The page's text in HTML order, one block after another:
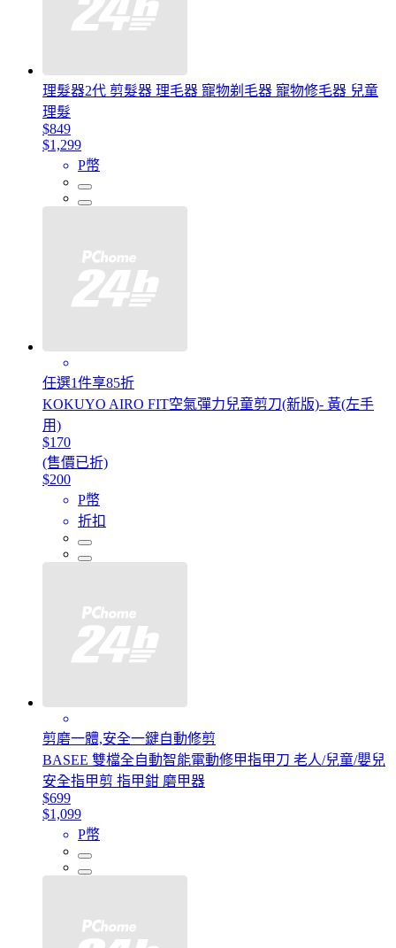
理髮器2代 剪髮器 理毛器 寵物剃毛器 寵物修毛器 兒童
理髮
$849
$1,299
P幣
任選1件享85折
KOKUYO AIRO FIT空氣彈力兒童剪刀(新版)- 黃(左手
用)
$170
(售價已折)
$200
P幣
折扣
剪磨一體,安全一鍵自動修剪
BASEE 雙檔全自動智能電動修甲指甲刀 老人/兒童/嬰兒
安全指甲剪 指甲鉗 磨甲器
$699
$1,099
P幣